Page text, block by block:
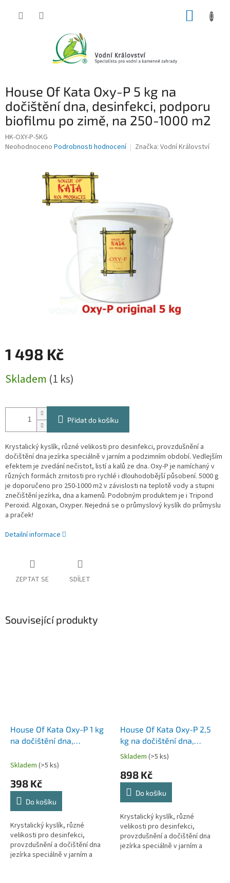
House Of Kata Oxy-P 5 kg na
dočištění dna, desinfekci, podporu
biofilmu po zimě, na 250-1000 m2
HK-OXY-P-5KG
Průměrné
Neohodnoceno Podrobnosti hodnocení Značka: Vodní Království
1 498 Kč
cena:
Skladem (1 ks)
Přidat do košíku
Krystalický kyslík, různé velikosti pro desinfekci, provzdušnění a
dočištění dna jezírka speciálně v jarním a podzimním období. Vedlejším
efektem je zvedání nečistot, listí a kalů ze dna. Oxy-P je namíchaný v
různých formách zrnitosti pro rychlé i dlouhodobější působení. 5000 g
je doporučeno pro 250-1000 m2 v závislosti na teplotě vody a stupni
znečištění jezírka, dna a kamenů. Podobným produktem je i Tripond
Peroxid. Algoxan, Oxyper. Nejedná se o průmyslový kyslík do průmyslu
a praček!
Detailní informace
ZEPTAT SE SDÍLET
Související produkty
House Of Kata Oxy-P 1 kg
na dočištění dna,
biofilmu po zimě, na 50-
Skladem (>5 ks)
398 Kč
Do košíku
Krystalický kyslík, různé
velikosti pro desinfekci,
provzdušnění a dočištění dna
jezírka speciálně v jarním a
House Of Kata Oxy-P 2,5
kg na dočištění dna,
desinfekci, podporu
biofilmu po zimě, na 125-
500 m2
Průměrné
produktu
5,0
5
hvězdiček.
Skladem (>5 ks)
898 Kč
Do košíku
Krystalický kyslík, různé
velikosti pro desinfekci,
provzdušnění a dočištění dna
jezírka speciálně v jarním a